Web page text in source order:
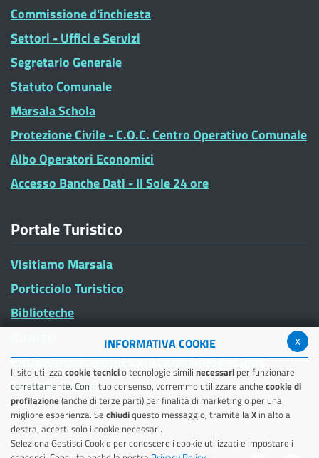
Commissione d'inchiesta
Settori - Uffici e Servizi
Segretario Generale
Statuto Comunale
Marsala Schola
Protezione Civile - C.O.C. Centro Operativo Comunale
Albo Operatori Economici
Accesso Banche Dati - Il Sole 24 ore
Portale Turistico
Visitiamo Marsala
Porticciolo Turistico
Biblioteche
PROGRAMMA MANIFESTAZIONI GARIBALDINE
Summer School
x
INFORMATIVA COOKIE
Il sito utilizzacookie tecnicio tecnologie simili necessari per funzionare
correttamente. Con il tuo consenso, vorremmo utilizzare anche cookie di
profilazione(anche di terze parti) per finalità di marketing o per una
migliore esperienza. Se chiudiquesto messaggio, tramite laX in alto a
destra, accetti solo i cookie necessari.
Seleziona Gestisci Cookie per conoscere i cookie utilizzati e impostare i